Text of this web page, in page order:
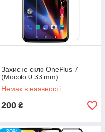
Захисне скло OnePlus 7
(Mocolo 0.33 mm)
Немає в наявності
200 ₴